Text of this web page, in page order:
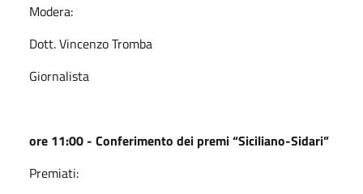
Modera:
Dott. Vincenzo Tromba
Giornalista
ore 11:00 - Conferimento dei premi “Siciliano-Sidari”
Premiati: